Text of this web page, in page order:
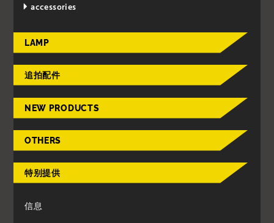
accessories
LAMP
追拍配件
NEW PRODUCTS
OTHERS
特别提供
信息